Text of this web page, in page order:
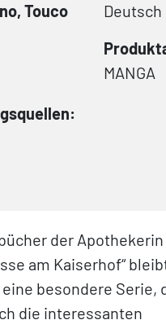
Touco
Deutsch
MANGA
der
am Kaiserhof“
besondere Serie,
die interessanten